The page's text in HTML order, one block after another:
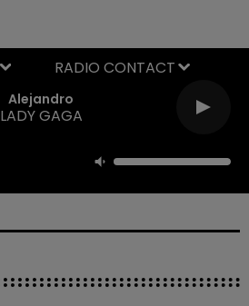
Alejandro
LADY GAGA
RADIO CONTACT